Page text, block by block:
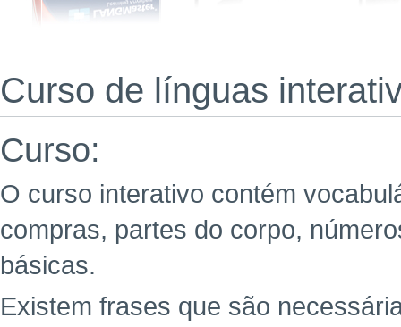
Curso de línguas
Curso:
O curso interativo contém
compras, partes do corpo,
básicas.
Existem frases que são